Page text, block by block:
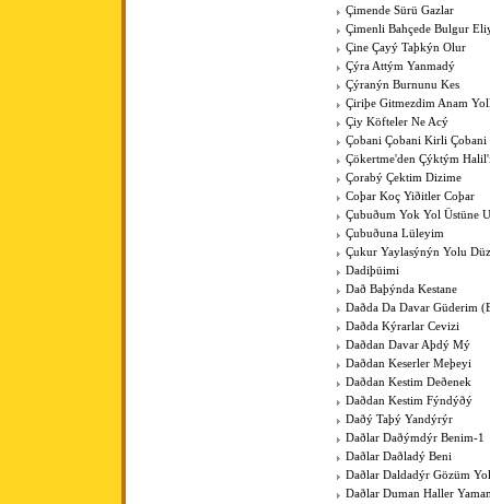
Çimende Sürü Gazlar
Çimenli Bahçede Bulgur
Çine Çayý Taþkýn Olur
Çýra Attým Yanmadý
Çýranýn Burnunu Kes
Çiriþe Gitmezdim Anam
Çiy Köfteler Ne Acý
Çobani Çobani Kirli Çobani
Çökertme'den Çýktým
Çorabý Çektim Dizime
Coþar Koç Yiðitler Coþar
Çubuðum Yok Yol Üstüne
Çubuðuna Lüleyim
Çukur Yaylasýnýn Yolu
Dadiþüimi
Dað Baþýnda Kestane
Daðda Da Davar Güderim
Daðda Kýrarlar Cevizi
Daðdan Davar Aþdý Mý
Daðdan Keserler Meþeyi
Daðdan Kestim Deðenek
Daðdan Kestim Fýndýðý
Daðý Taþý Yandýrýr
Daðlar Daðýmdýr Benim-1
Daðlar Daðladý Beni
Daðlar Daldadýr Gözüm
Daðlar Duman Haller